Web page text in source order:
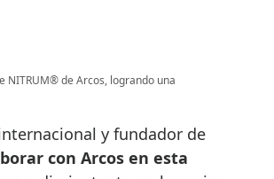
NITRUM® de Arcos, logrando una
y fundador de
con Arcos en esta